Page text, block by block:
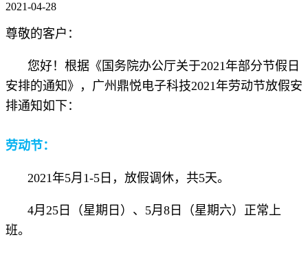
2021-04-28
尊敬的客户：
您好！根据《国务院办公厅关于2021年部分节假日
安排的通知》，广州鼎悦电子科技2021年劳动节放假安
排通知如下：
劳动节：
2021年5月1-5日，放假调休，共5天。
4月25日（星期日）、5月8日（星期六）正常上
班。